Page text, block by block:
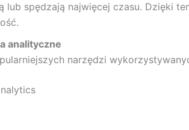
lub spędzają najwięcej czasu. Dzięki
analityczne
narzędzi